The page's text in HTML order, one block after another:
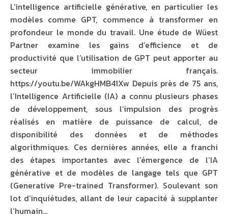
L’intelligence artificielle générative, en particulier les
modèles comme GPT, commence à transformer en
profondeur le monde du travail. Une étude de Wüest
Partner examine les gains d’efficience et de
productivité que l’utilisation de GPT peut apporter au
secteur immobilier français.
https://youtu.be/WAkgHMB41Xw Depuis près de 75 ans,
l’Intelligence Artificielle (IA) a connu plusieurs phases
de développement, sous l’impulsion des progrès
réalisés en matière de puissance de calcul, de
disponibilité des données et de méthodes
algorithmiques. Ces dernières années, elle a franchi
des étapes importantes avec l’émergence de l’IA
générative et de modèles de langage tels que GPT
(Generative Pre-trained Transformer). Soulevant son
lot d’inquiétudes, allant de leur capacité à supplanter
l’humain…